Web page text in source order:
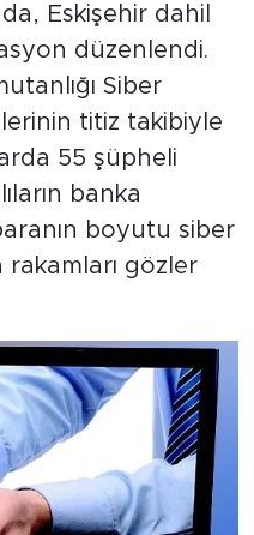
Eskişehir dahil
düzenlendi.
Siber
titiz takibiyle
55 şüpheli
banka
boyutu siber
rakamları gözler